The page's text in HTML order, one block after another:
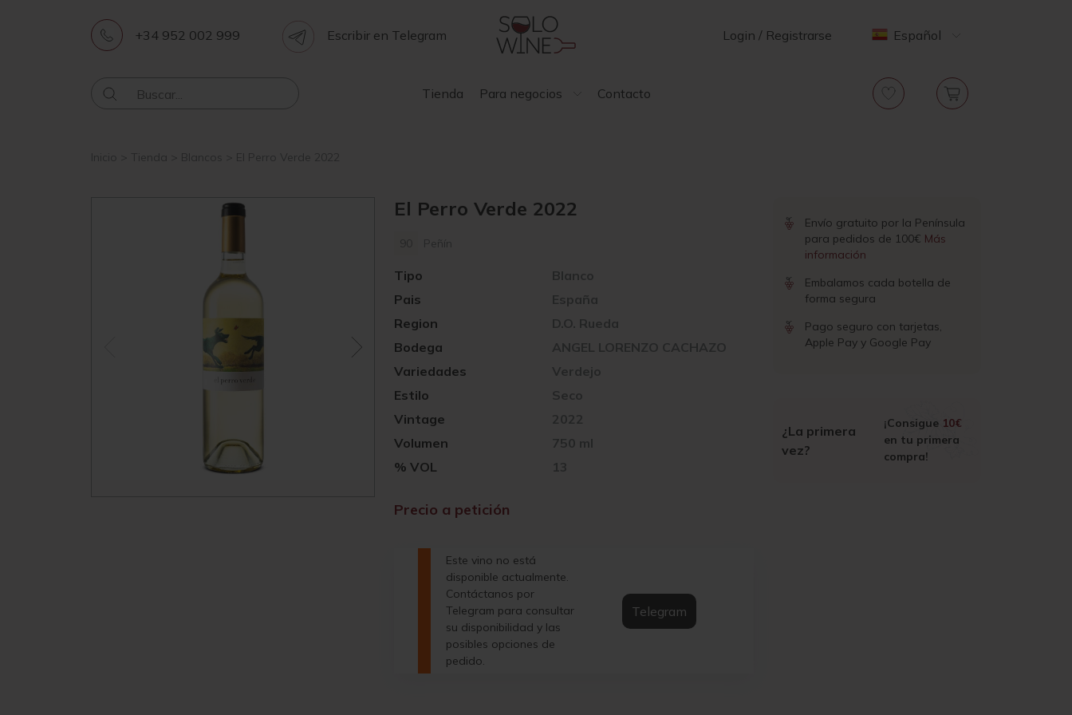
+34 952 002 999 Escribir en Telegram Login / Registrarse Español
Tienda Para negocios Contacto
Inicio Tienda Blancos El Perro Verde 2022
El Perro Verde 2022
Peñín
Pais España
Vintage 2022
Region D.O. Rueda
Volumen 750 ml
Bodega ANGEL LORENZO CACHAZO
% VOL 13
Variedades Verdejo
Tipo Blanco
Estilo Seco
Precio a petición
Este vino no está
disponible actualmente.
Contáctanos por
Telegram para consultar
su disponibilidad y las
posibles opciones de
pedido.
Telegram
Envío gratuito por la Península
para pedidos de 100€ Más
información
Embalamos cada botella de
forma segura
Pago seguro con tarjetas,
Apple Pay y Google Pay
¿La primera
vez?
¡Consigue 10€
en tu primera
compra!